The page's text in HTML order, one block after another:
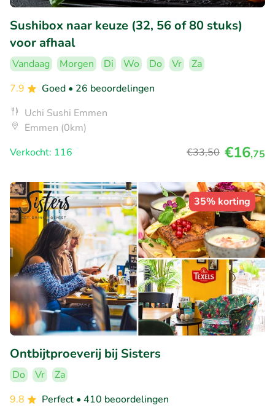
Sushibox naar keuze (32, 56 of 80 stuks)
voor afhaal
Vandaag Morgen Di Wo Do Vr
Za
7.9
Goed • 26 beoordelingen
Uchi Sushi Emmen
Emmen (0km)
Verkocht: 116
€33,50 €16,75
35% korting
Ontbijtproeverij bij Sisters
Do Vr
Za
9.8
Perfect • 410 beoordelingen